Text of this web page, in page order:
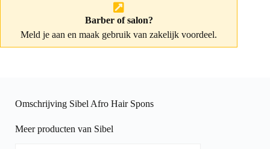
Barber of salon?
Meld je aan en maak gebruik van zakelijk voordeel.
Omschrijving Sibel Afro Hair Spons
Meer producten van Sibel